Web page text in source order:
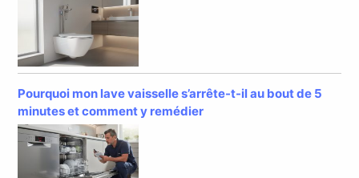
Pourquoi mon lave vaisselle s’arrête-t-il au bout de 5
minutes et comment y remédier